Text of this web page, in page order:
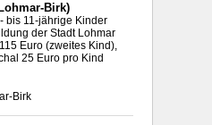
Birk)
bis 11-jährige Kinder
der Stadt Lohmar
Euro (zweites Kind),
25 Euro pro Kind
Birk